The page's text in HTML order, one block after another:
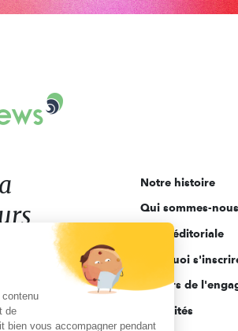
Notre histoire
Qui sommes-
Ligne éditoriale
Pourquoi
Acteurs de
Actualités
de
bien vous accompagner pendant